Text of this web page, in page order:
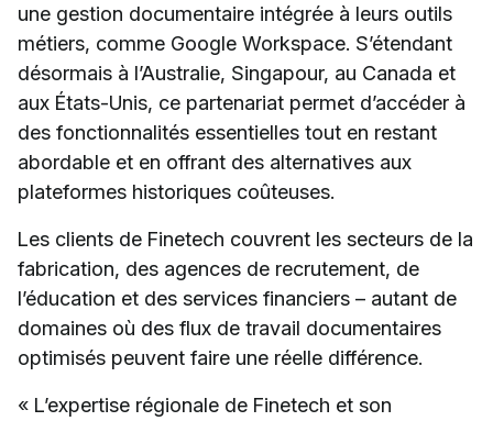
une gestion documentaire intégrée à leurs outils
métiers, comme Google Workspace. S’étendant
désormais à l’Australie, Singapour, au Canada et
aux États-Unis, ce partenariat permet d’accéder à
des fonctionnalités essentielles tout en restant
abordable et en offrant des alternatives aux
plateformes historiques coûteuses.
Les clients de Finetech couvrent les secteurs de la
fabrication, des agences de recrutement, de
l’éducation et des services financiers – autant de
domaines où des flux de travail documentaires
optimisés peuvent faire une réelle différence.
« L’expertise régionale de Finetech et son